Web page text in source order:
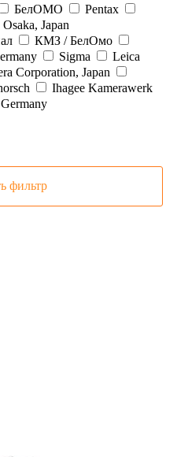
БелОМО
Pentax
Japan
КМЗ / БелОмо
Sigma
Leica
Corporation, Japan
Ihagee Kamerawerk
Germany
фильтр